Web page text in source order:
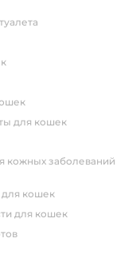
для кошек
для кошек
для кошек